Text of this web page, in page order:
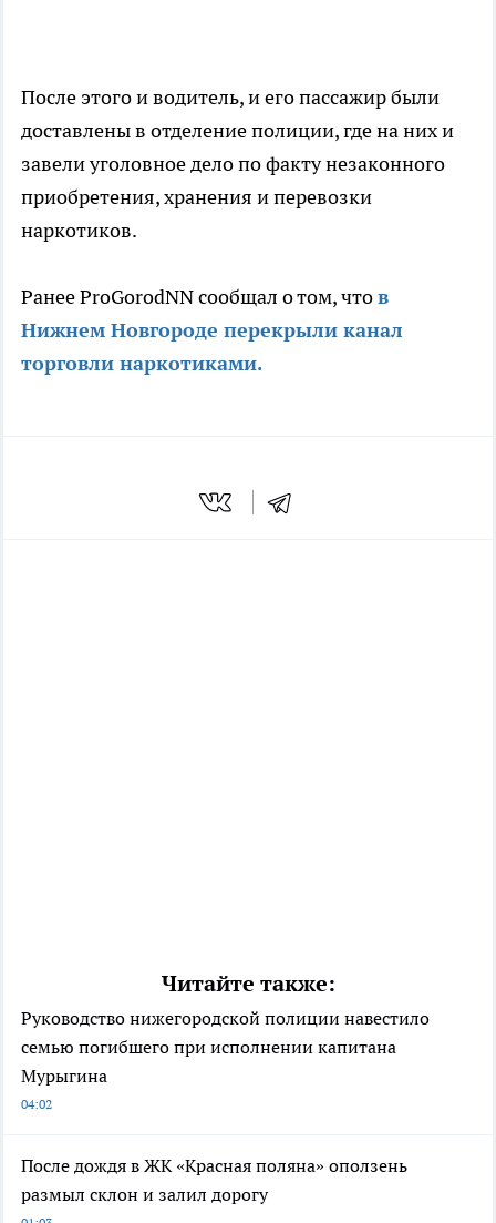
После этого и водитель, и его пассажир были
доставлены в отделение полиции, где на них и
завели уголовное дело по факту незаконного
приобретения, хранения и перевозки
наркотиков.
Ранее ProGorodNN сообщал о том, чтов
Нижнем Новгороде перекрыли канал
торговли наркотиками.
Читайте также:
Руководство нижегородской полиции навестило
семью погибшего при исполнении капитана
Мурыгина
04:02
После дождя в ЖК «Красная поляна» оползень
размыл склон и залил дорогу